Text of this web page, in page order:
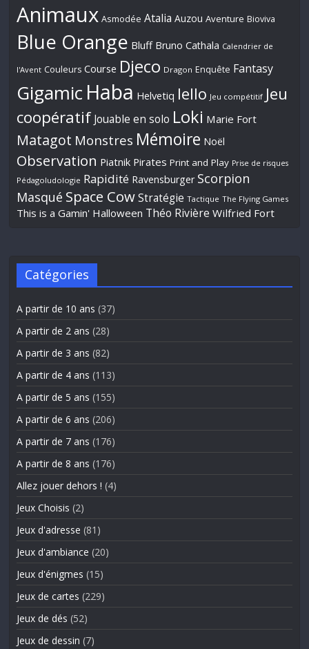
Animaux Asmodée Atalia Auzou Aventure Bioviva
Blue Orange Bluff Bruno Cathala Calendrier de
l'Avent Couleurs Course Djeco Dragon Enquête Fantasy
Gigamic Haba Helvetiq Iello Jeu compétitif Jeu
coopératif Jouable en solo Loki Marie Fort
Matagot Monstres Mémoire Noël
Observation Piatnik Pirates Print and Play Prise de risques
Pédagoludologie Rapidité Ravensburger Scorpion
Masqué Space Cow Stratégie Tactique The Flying Games
This is a Gamin' Halloween Théo Rivière Wilfried Fort
Catégories
A partir de 10 ans (37)
A partir de 2 ans (28)
A partir de 3 ans (82)
A partir de 4 ans (113)
A partir de 5 ans (155)
A partir de 6 ans (206)
A partir de 7 ans (176)
A partir de 8 ans (176)
Allez jouer dehors ! (4)
Jeux Choisis (2)
Jeux d'adresse (81)
Jeux d'ambiance (20)
Jeux d'énigmes (15)
Jeux de cartes (229)
Jeux de dés (52)
Jeux de dessin (7)